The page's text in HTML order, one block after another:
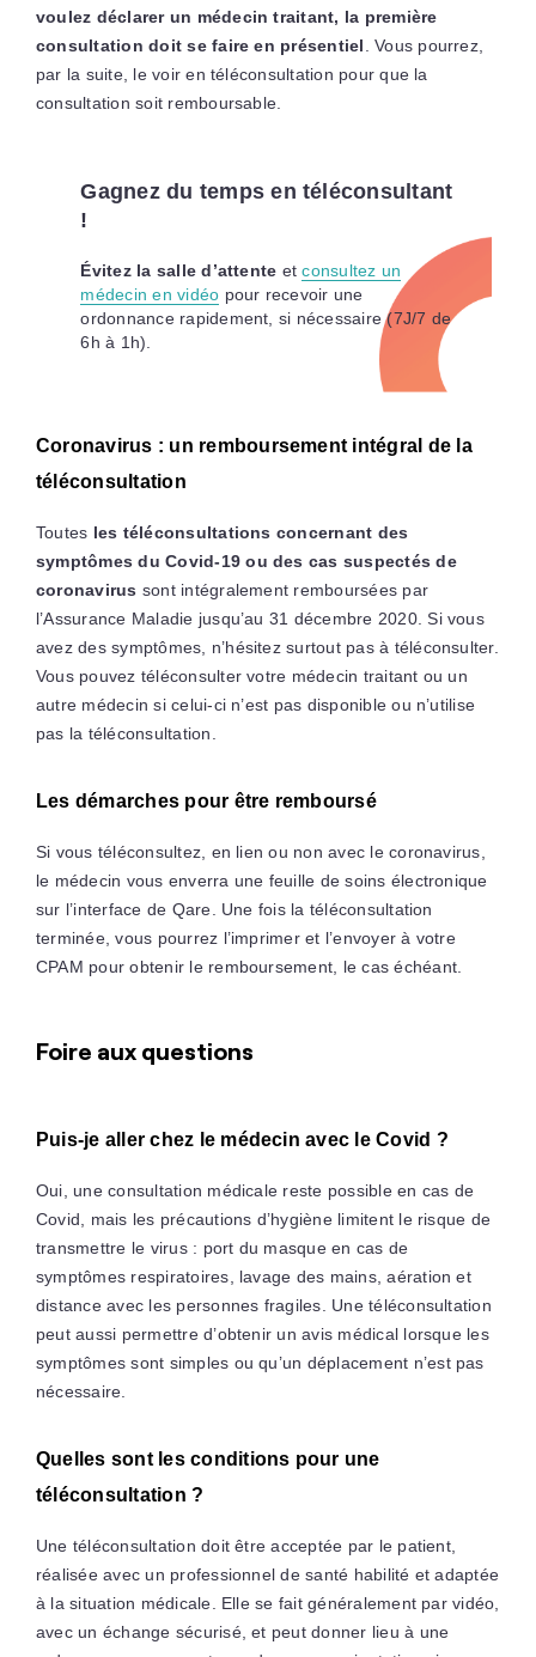
voulez déclarer un médecin traitant, la première
consultation doit se faire en présentiel . Vous pourrez,
par la suite, le voir en téléconsultation pour que la
consultation soit remboursable.
Gagnez du temps en téléconsultant
!
Évitez la salle d’attente etconsultez un
médecin en vidéo pour recevoir une
ordonnance rapidement, si nécessaire (7J/7 de
6h à 1h).
Coronavirus : un remboursement intégral de la
téléconsultation
Toutes les téléconsultations concernant des
symptômes du Covid-19 ou des cas suspectés de
coronavirus sont intégralement remboursées par
l’Assurance Maladie jusqu’au 31 décembre 2020. Si vous
avez des symptômes, n’hésitez surtout pas à téléconsulter.
Vous pouvez téléconsulter votre médecin traitant ou un
autre médecin si celui-ci n’est pas disponible ou n’utilise
pas la téléconsultation.
Les démarches pour être remboursé
Si vous téléconsultez, en lien ou non avec le coronavirus,
le médecin vous enverra une feuille de soins électronique
sur l’interface de Qare. Une fois la téléconsultation
terminée, vous pourrez l’imprimer et l’envoyer à votre
CPAM pour obtenir le remboursement, le cas échéant.
Foire aux questions
Puis-je aller chez le médecin avec le Covid ?
Oui, une consultation médicale reste possible en cas de
Covid, mais les précautions d’hygiène limitent le risque de
transmettre le virus : port du masque en cas de
symptômes respiratoires, lavage des mains, aération et
distance avec les personnes fragiles. Une téléconsultation
peut aussi permettre d’obtenir un avis médical lorsque les
symptômes sont simples ou qu’un déplacement n’est pas
nécessaire.
Quelles sont les conditions pour une
téléconsultation ?
Une téléconsultation doit être acceptée par le patient,
réalisée avec un professionnel de santé habilité et adaptée
à la situation médicale. Elle se fait généralement par vidéo,
avec un échange sécurisé, et peut donner lieu à une